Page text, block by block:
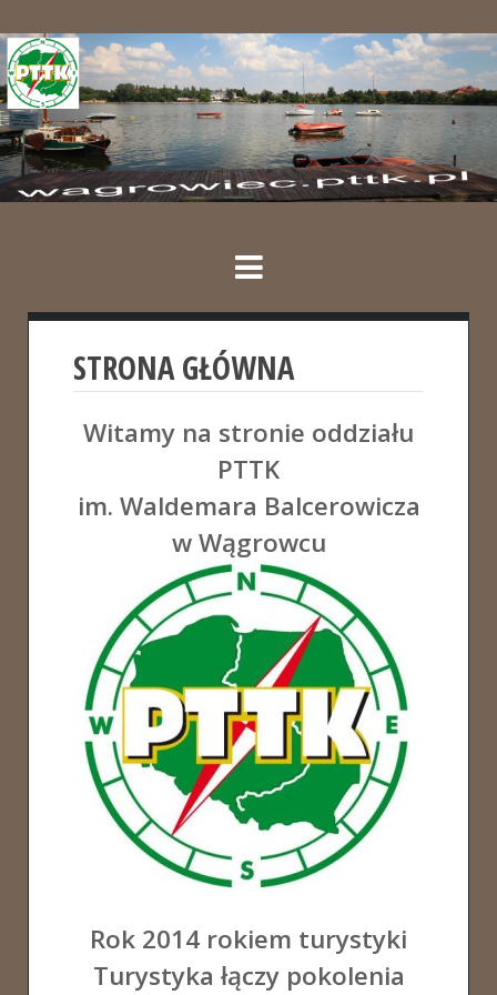
STRONA GŁÓWNA
Witamy na stronie oddziału
PTTK
im. Waldemara Balcerowicza
w Wągrowcu
Rok 2014 rokiem turystyki
Turystyka łączy pokolenia